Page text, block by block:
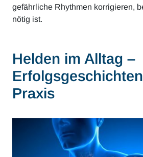
gefährliche Rhythmen korrigieren,
nötig ist.
Helden im Alltag –
Praxis